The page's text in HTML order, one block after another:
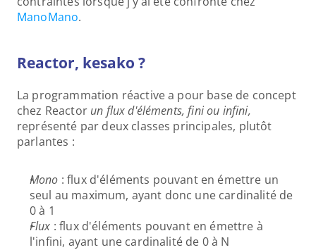
ManoMano.
Reactor, kesako ?
La programmation réactive a pour base de concept
chez Reactor un flux d'éléments, fini ou infini,
représenté par deux classes principales, plutôt
parlantes :
Mono : flux d'éléments pouvant en émettre un
seul au maximum, ayant donc une cardinalité de
0 à 1
Flux : flux d'éléments pouvant en émettre à
l'infini, ayant une cardinalité de 0 à N